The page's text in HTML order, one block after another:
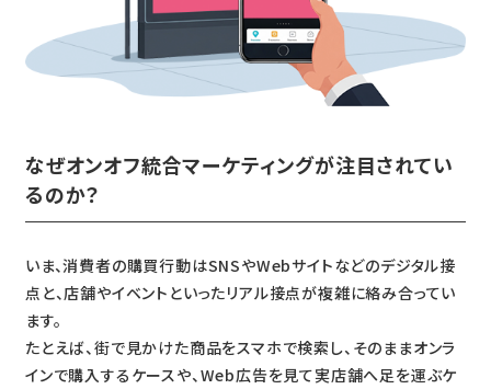
なぜオンオフ統合マーケティングが注目されてい
るのか？
いま、消費者の購買行動はSNSやWebサイトなどのデジタル接
点と、店舗やイベントといったリアル接点が複雑に絡み合ってい
ます。
たとえば、街で見かけた商品をスマホで検索し、そのままオンラ
インで購入するケースや、Web広告を見て実店舗へ足を運ぶケ